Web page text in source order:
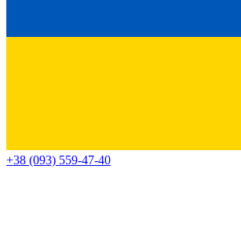
+38 (093) 559-47-40